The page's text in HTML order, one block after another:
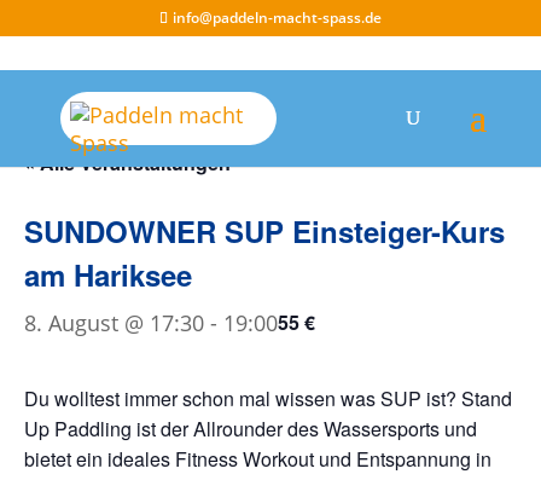
info@paddeln-macht-spass.de
« Alle Veranstaltungen
SUNDOWNER SUP Einsteiger-Kurs
am Hariksee
8. August @ 17:30 - 19:0055 €
Du wolltest immer schon mal wissen was SUP ist? Stand
Up Paddling ist der Allrounder des Wassersports und
bietet ein ideales Fitness Workout und Entspannung in